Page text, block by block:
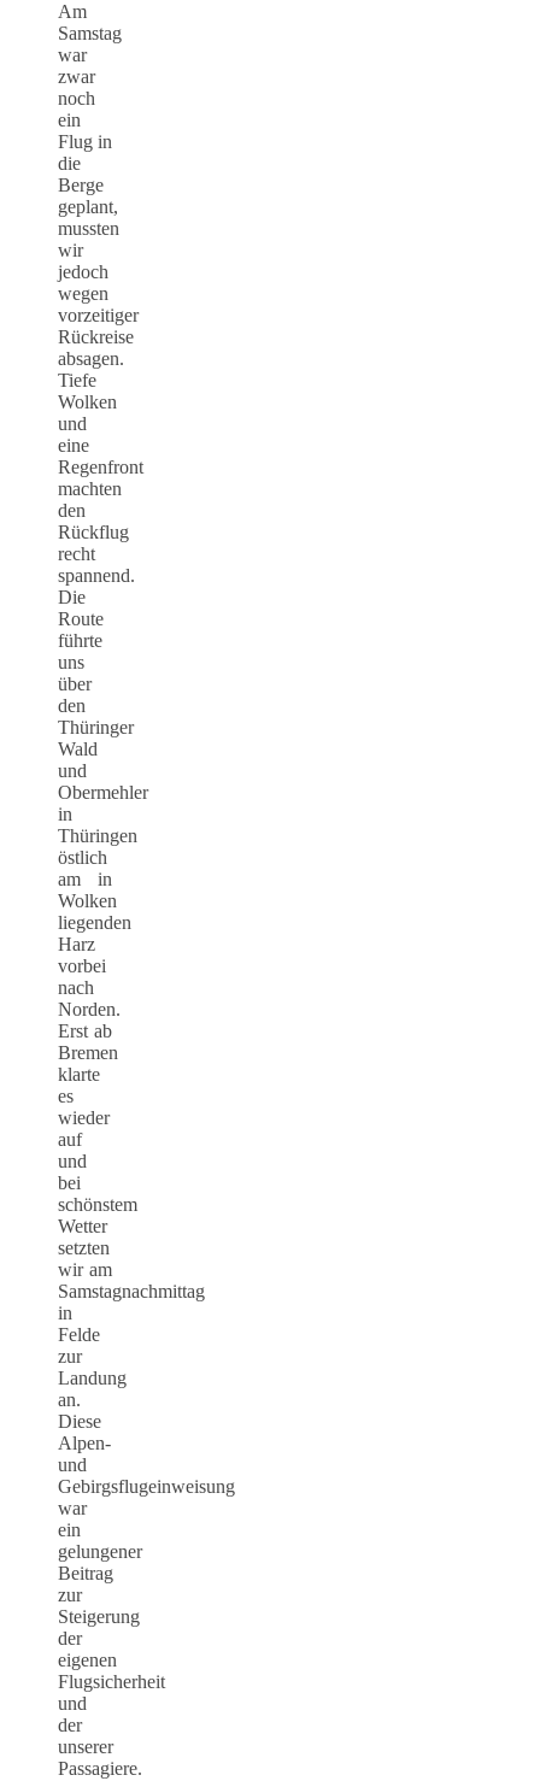
Am
Samstag
war
zwar
noch
ein
Flug in
die
Berge
geplant,
mussten
wir
jedoch
wegen
vorzeitiger
Rückreise
absagen.
Tiefe
Wolken
und
eine
Regenfront
machten
den
Rückflug
recht
spannend.
Die
Route
führte
uns
über
den
Thüringer
Wald
und
Obermehler
in
Thüringen
östlich
am in
Wolken
liegenden
Harz
vorbei
nach
Norden.
Erst ab
Bremen
klarte
es
wieder
auf
und
bei
schönstem
Wetter
setzten
wir am
Samstagnachmittag
in
Felde
zur
Landung
an.
Diese
Alpen-
und
Gebirgsflugeinweisung
war
ein
gelungener
Beitrag
zur
Steigerung
der
eigenen
Flugsicherheit
und
der
unserer
Passagiere.